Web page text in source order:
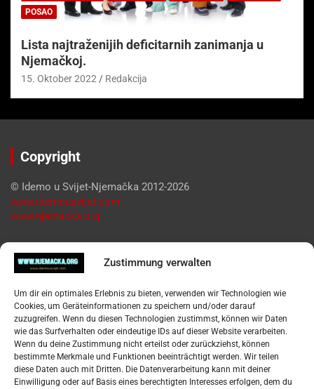
Zustimmung verwalten
Um dir ein optimales Erlebnis zu bieten, verwenden wir Technologien wie
Cookies, um Geräteinformationen zu speichern und/oder darauf
zuzugreifen. Wenn du diesen Technologien zustimmst, können wir Daten
wie das Surfverhalten oder eindeutige IDs auf dieser Website verarbeiten.
Wenn du deine Zustimmung nicht erteilst oder zurückziehst, können
bestimmte Merkmale und Funktionen beeinträchtigt werden. Wir teilen
diese Daten auch mit Dritten. Die Datenverarbeitung kann mit deiner
Einwilligung oder auf Basis eines berechtigten Interesses erfolgen, dem du
POSAO
Lista najtraženijih deficitarnih zanimanja u
Njemačkoj.
15. Oktober 2022 Redakcija
Copyright
© Idemo u Svijet-Njemačka 2012-2026
www.idemousvijet.com
www.njemacka.org
Pregled
Datenschutzerklärung
Widerufsbelehrung
Oglašavanje / Postavite svoj oglas
Tko je “Idemo u Svijet – Njemačka?